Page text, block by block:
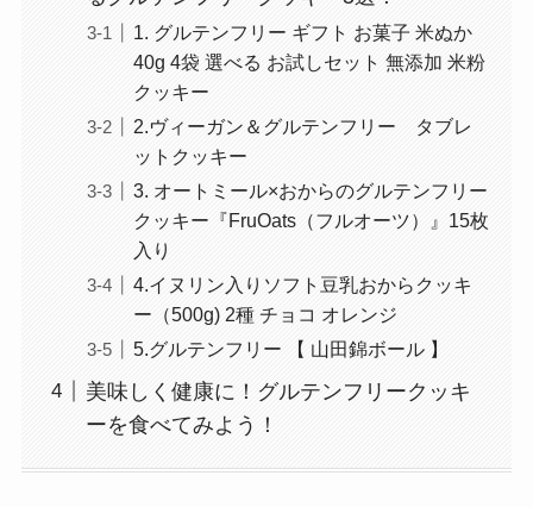
1. グルテンフリー ギフト お菓子 米ぬか
40g 4袋 選べる お試しセット 無添加 米粉
クッキー
2.ヴィーガン＆グルテンフリー タブレ
ットクッキー
3. オートミール×おからのグルテンフリー
クッキー『FruOats（フルオーツ）』15枚
入り
4.イヌリン入りソフト豆乳おからクッキ
ー（500g) 2種 チョコ オレンジ
5.グルテンフリー 【 山田錦ボール 】
美味しく健康に！グルテンフリークッキ
ーを食べてみよう！